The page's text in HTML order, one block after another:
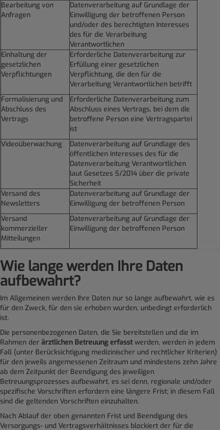
Bearbeitung von
Anfragen
Datenverarbeitung auf Grundlage der
Einwilligung der betroffenen Person
und/oder des berechtigten Interesses
des für die Verarbeitung
Verantwortlichen
Einhaltung der
gesetzlichen
Verpflichtungen
Erforderliche Datenverarbeitung zur
Erfüllung einer gesetzlichen
Verpflichtung, die den für die
Verarbeitung Verantwortlichen betrifft
Formalisierung und
Abschluss des
Vertrags
Erforderliche Datenverarbeitung zum
Abschluss eines Vertrags, bei dem die
betroffene Person eine Vertragspartei
ist
Videoüberwachung
Datenverarbeitung auf Grundlage des
öffentlichen Interesses des für die
Datenverarbeitung Verantwortlichen
laut Gesetzes 5/2014 über die private
Sicherheit
Versand des
Newsletters
Datenverarbeitung auf Grundlage der
Einwilligung der betroffenen Person
Versand
kommerzieller
Mitteilungen
Datenverarbeitung auf Grundlage der
Einwilligung der betroffenen Person
Wie lange werden Ihre Daten
aufbewahrt?
Im Allgemeinen werden Ihre Daten nur so lange aufbewahrt, wie es
für den Zweck, für den sie erhoben wurden, unbedingt erforderlich
ist.
Die personenbezogenen Daten, die Sie bereitstellen und die im
Rahmen der ärztlichen Betreuung erfasstwerden, werden in jedem
Fall (unter Berücksichtigung medizinischer und rechtlicher Kriterien)
für den jeweils angemessenen Zeitraum und mindestens zehn Jahre
ab dem Zeitpunkt der Beendigung des jeweiligen
Betreuungsprozesses aufbewahrt, es sei denn, regionale und/oder
spezifische Vorschriften erfordern eine längere Frist; in diesem Fall
sind die geltenden Vorschriften einzuhalten.
Nach Ablauf der oben genannten Frist und Beendigung des
Versorgungs- und Vertragsverhältnisses blockiert der für die